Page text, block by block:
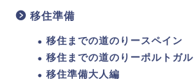
移住準備
移住までの道のりースペイン
移住までの道のりーポルトガル
移住準備大人編